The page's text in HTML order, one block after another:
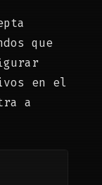
que
en el
a